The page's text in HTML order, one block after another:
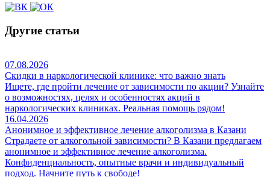
Другие статьи
07.08.2026
Скидки в наркологической клинике: что важно знать
Ищете, где пройти лечение от зависимости по акции? Узнайте
о возможностях, целях и особенностях акций в
наркологических клиниках. Реальная помощь рядом!
16.04.2026
Анонимное и эффективное лечение алкоголизма в Казани
Страдаете от алкогольной зависимости? В Казани предлагаем
анонимное и эффективное лечение алкоголизма.
Конфиденциальность, опытные врачи и индивидуальный
подход. Начните путь к свободе!